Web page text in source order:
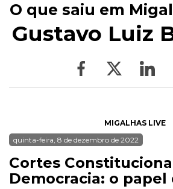
O que saiu em
Gustavo Luiz
MIGALHAS LIVE
quinta-feira, 8 de dezembro de 2022
Cortes
Democracia: o papel